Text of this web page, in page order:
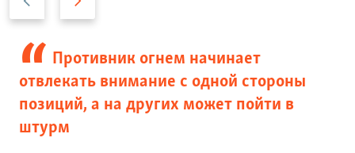
щ
д
у
щ
и
Противник огнем начинает
отвлекать внимание с одной стороны
позиций, а на других может пойти в
штурм